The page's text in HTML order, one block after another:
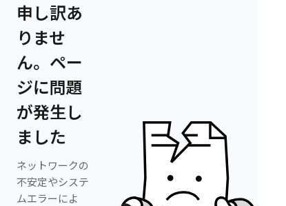
申し訳あ
りませ
ん。ペー
ジに問題
が発生し
ました
ネットワークの
不安定やシステ
ムエラーによ